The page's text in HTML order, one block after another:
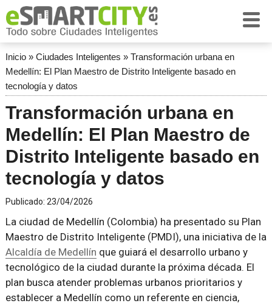
Inicio» Ciudades Inteligentes » Transformación urbana en
Medellín: El Plan Maestro de Distrito Inteligente basado en
tecnología y datos
Transformación urbana en
Medellín: El Plan Maestro de
Distrito Inteligente basado en
tecnología y datos
Publicado: 23/04/2026
La ciudad de Medellín (Colombia) ha presentado su Plan
Maestro de Distrito Inteligente (PMDI), una iniciativa de la
Alcaldía de Medellín que guiará el desarrollo urbano y
tecnológico de la ciudad durante la próxima década. El
plan busca atender problemas urbanos prioritarios y
establecer a Medellín como un referente en ciencia,